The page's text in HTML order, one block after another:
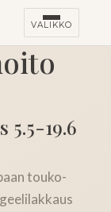
VALIKKO
5.5-19.6
touko-